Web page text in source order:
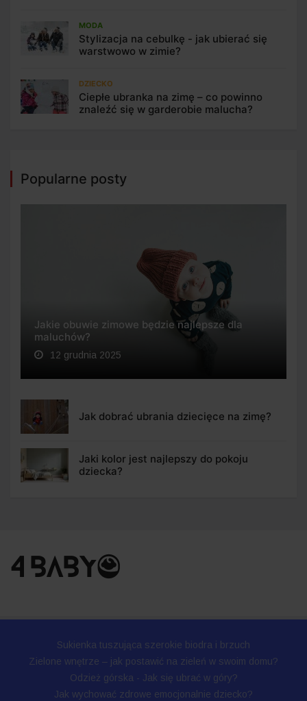
MODA
Stylizacja na cebulkę - jak ubierać się
warstwowo w zimie?
DZIECKO
Ciepłe ubranka na zimę – co powinno
znaleźć się w garderobie malucha?
Popularne posty
Jakie obuwie zimowe będzie najlepsze dla
maluchów?
12 grudnia 2025
Jak dobrać ubrania dziecięce na zimę?
Jaki kolor jest najlepszy do pokoju
dziecka?
Sukienka tuszująca szerokie biodra i brzuch
Zielone wnętrze – jak postawić na zieleń w swoim domu?
Odzież górska - Jak się ubrać w góry?
Jak wychować zdrowe emocjonalnie dziecko?